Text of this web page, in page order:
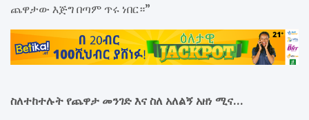
ጨዋታው እጅግ በጣም ጥሩ ነበር።”
ስለተከተሉት የጨዋታ መንገድ እና ስለ አለልኝ አዘነ ሚና…